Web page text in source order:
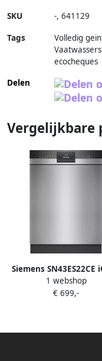
SKU -, 641129
Tags
Volledig
ecocheques
Delen
Vergelijkbare
Siemens SN43ES22CE
Vaatwasser
Inbouwvaatwasser
Plus: je vaat tot wel
1 webshop
€ 699,-